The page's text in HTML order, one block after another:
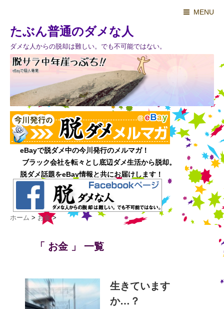
MENU
たぶん普通のダメな人
ダメな人からの脱却は難しい。でも不可能ではない。
ホーム > お金 >
「 お金 」 一覧
生きています
か…？